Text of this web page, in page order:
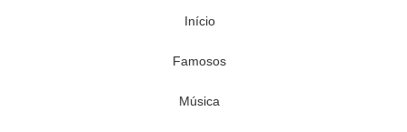
Início
Famosos
Música